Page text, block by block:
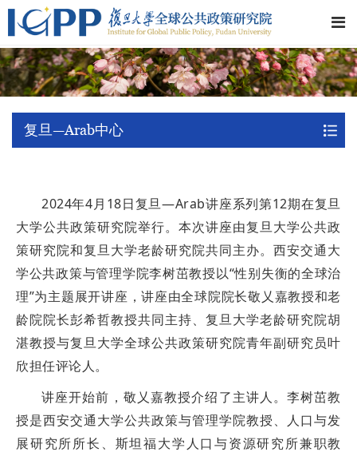
复旦—Arab中心
2024年4月18日复旦—Arab讲座系列第12期在复旦
大学公共政策研究院举行。本次讲座由复旦大学公共政
策研究院和复旦大学老龄研究院共同主办。西安交通大
学公共政策与管理学院李树茁教授以“性别失衡的全球治
理”为主题展开讲座，讲座由全球院院长敬乂嘉教授和老
龄院院长彭希哲教授共同主持、复旦大学老龄研究院胡
湛教授与复旦大学全球公共政策研究院青年副研究员叶
欣担任评论人。
讲座开始前，敬乂嘉教授介绍了主讲人。李树茁教
授是西安交通大学公共政策与管理学院教授、人口与发
展研究所所长、斯坦福大学人口与资源研究所兼职教